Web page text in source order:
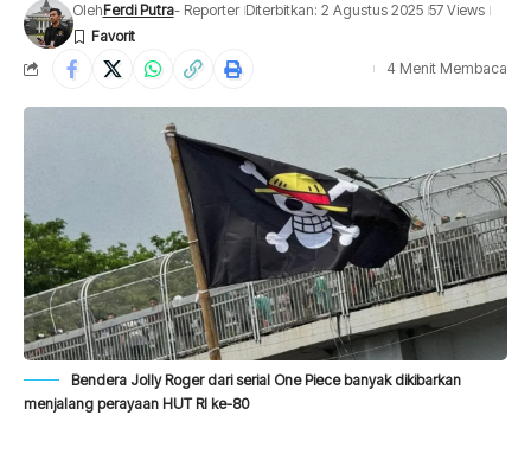
OlehFerdi Putra- Reporter Diterbitkan: 2 Agustus 2025 57 Views
4 Menit Membaca
Bendera Jolly Roger dari serial One Piece banyak dikibarkan
menjalang perayaan HUT RI ke-80